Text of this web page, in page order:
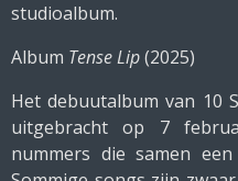
studioalbum.
Album Tense Lip(2025)
Het debuutalbum van 10
uitgebracht op 7
nummers die samen